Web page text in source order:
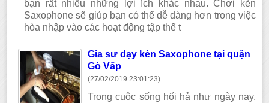
bạn rất nhiều những lợi ích khác nhau. Chơi kèn
Saxophone sẽ giúp bạn có thể dễ dàng hơn trong việc
hòa nhập vào các hoạt động tập thể t
Gia sư dạy kèn Saxophone tại quận
Gò Vấp
(27/02/2019 23:01:23)
Trong cuộc sống hối hả như ngày nay,